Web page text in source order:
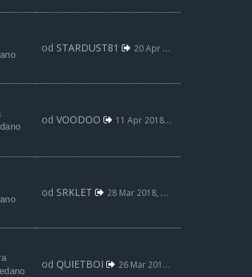
od STARDUST81 20 Apr 2018, 13:23
od VOODOO 11 Apr 2018, 08:17
od SRKLET 28 Mar 2018, 13:36
od QUIETBOI 26 Mar 2018, 00:25